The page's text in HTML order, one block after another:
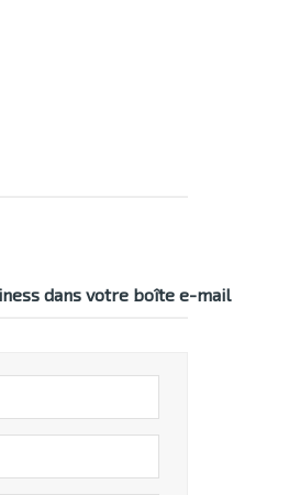
dans votre boîte e-mail